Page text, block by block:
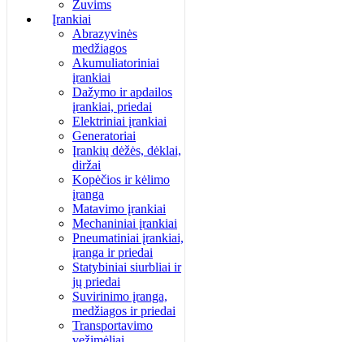
Žuvims
Įrankiai
Abrazyvinės
medžiagos
Akumuliatoriniai
įrankiai
Dažymo ir apdailos
įrankiai, priedai
Elektriniai įrankiai
Generatoriai
Įrankių dėžės, dėklai,
diržai
Kopėčios ir kėlimo
įranga
Matavimo įrankiai
Mechaniniai įrankiai
Pneumatiniai įrankiai,
įranga ir priedai
Statybiniai siurbliai ir
jų priedai
Suvirinimo įranga,
medžiagos ir priedai
Transportavimo